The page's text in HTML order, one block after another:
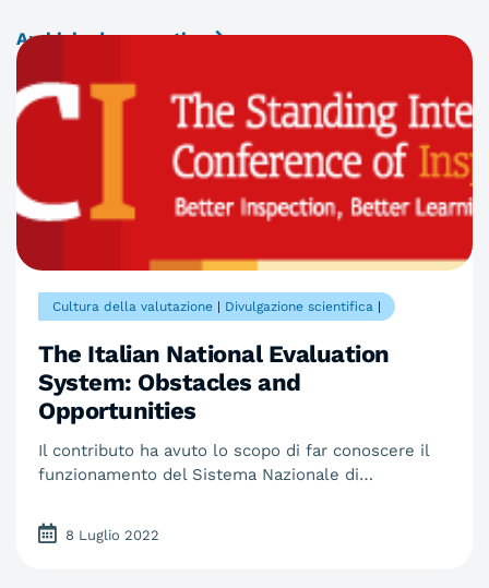
Archivio documenti
Cultura della valutazione | Divulgazione scientifica |
The Italian National Evaluation
System: Obstacles and
Opportunities
Il contributo ha avuto lo scopo di far conoscere il
funzionamento del Sistema Nazionale di…
8 Luglio 2022